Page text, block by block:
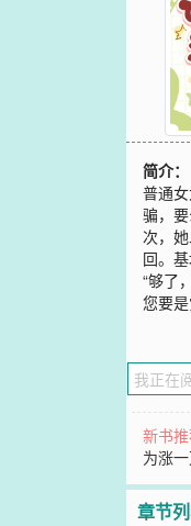
简介：
普通
骗，
次，
回。
“够了
您要
新书推
为涨
章节